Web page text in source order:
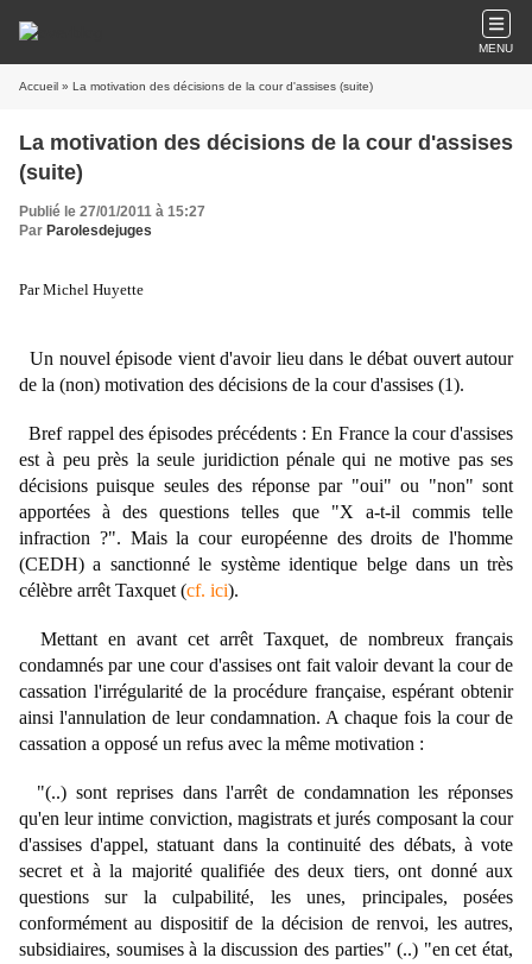
MENU
Accueil » La motivation des décisions de la cour d'assises (suite)
La motivation des décisions de la cour d'assises
(suite)
Publié le 27/01/2011 à 15:27
Par Parolesdejuges
Par Michel Huyette
Un nouvel épisode vient d'avoir lieu dans le débat ouvert autour
de la (non) motivation des décisions de la cour d'assises (1).
Bref rappel des épisodes précédents : En France la cour d'assises
est à peu près la seule juridiction pénale qui ne motive pas ses
décisions puisque seules des réponse par "oui" ou "non" sont
apportées à des questions telles que "X a-t-il commis telle
infraction ?". Mais la cour européenne des droits de l'homme
(CEDH) a sanctionné le système identique belge dans un très
célèbre arrêt Taxquet (cf. ici).
Mettant en avant cet arrêt Taxquet, de nombreux français
condamnés par une cour d'assises ont fait valoir devant la cour de
cassation l'irrégularité de la procédure française, espérant obtenir
ainsi l'annulation de leur condamnation. A chaque fois la cour de
cassation a opposé un refus avec la même motivation :
"(..) sont reprises dans l'arrêt de condamnation les réponses
qu'en leur intime conviction, magistrats et jurés composant la cour
d'assises d'appel, statuant dans la continuité des débats, à vote
secret et à la majorité qualifiée des deux tiers, ont donné aux
questions sur la culpabilité, les unes, principales, posées
conformément au dispositif de la décision de renvoi, les autres,
subsidiaires, soumises à la discussion des parties" (..) "en cet état,